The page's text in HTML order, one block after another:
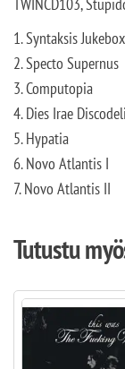
TWINCD103,
1. Syntaksis Jukebox
2. Specto Supernus
3. Computopia
4. Dies Irae
5. Hypatia
6. Novo Atlantis I
7. Novo Atlantis II
Tutustu